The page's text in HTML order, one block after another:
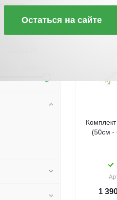
(50cм -
1
Остаться на сайте